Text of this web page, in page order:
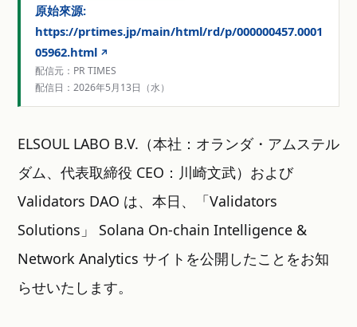
原始來源:
https://prtimes.jp/main/html/rd/p/000000457.0001
05962.html
配信元：PR TIMES
配信日：2026年5月13日（水）
ELSOUL LABO B.V.（本社：オランダ・アムステル
ダム、代表取締役 CEO：川崎文武）および
Validators DAO は、本日、「Validators
Solutions」 Solana On-chain Intelligence &
Network Analytics サイトを公開したことをお知
らせいたします。